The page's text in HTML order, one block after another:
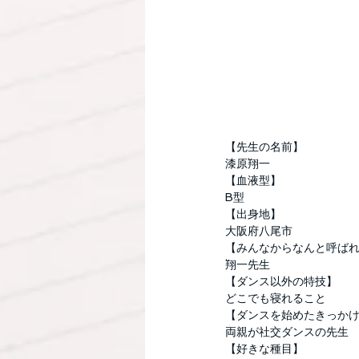
【先生の名前】
漆原翔一
【血液型】
B型
【出身地】
大阪府八尾市
【みんなからなんと呼ば
翔一先生
【ダンス以外の特技】
どこでも寝れること
【ダンスを始めたきっかけ
両親が社交ダンスの先生
【好きな種目】